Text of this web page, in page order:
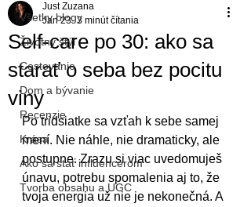
Všetky blogy
Životný štýl
Cestovanie
Dom a bývanie
Recenzie
Krása
Ako sa stať influencerom
Tvorba obsahu a UGC
Self-care po 30: ako sa
starať o seba bez pocitu
viny
Just Zuzana
Jan 23 3 minút čítania
Po tridsiatke sa vzťah k sebe samej
mení. Nie náhle, nie dramaticky, ale
postupne. Zrazu si viac uvedomuješ
únavu, potrebu spomalenia aj to, že
tvoja energia už nie je nekonečná. A